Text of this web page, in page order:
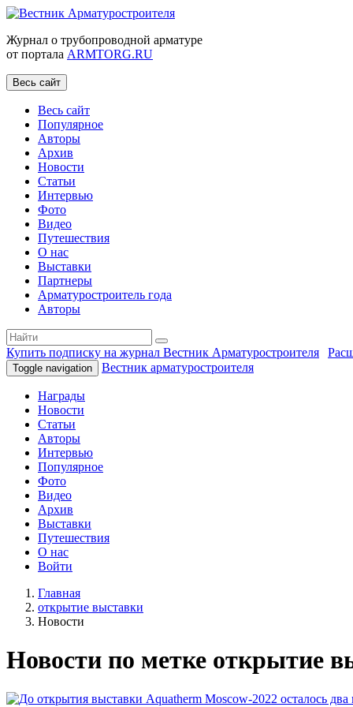
Журнал о трубопроводной арматуре
от портала ARMTORG.RU
Весь сайт
Весь сайт
Популярное
Авторы
Архив
Новости
Статьи
Интервью
Фото
Видео
Путешествия
О нас
Выставки
Партнеры
Арматуростроитель года
Авторы
Купить подписку на журнал Вестник Арматуростроителя
Toggle navigation Вестник арматуростроителя
Награды
Новости
Статьи
Авторы
Интервью
Популярное
Фото
Видео
Архив
Выставки
Путешествия
О нас
Войти
Главная
открытие выставки
Новости
Новости по метке открытие